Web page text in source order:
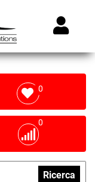
0
0
Ricerca